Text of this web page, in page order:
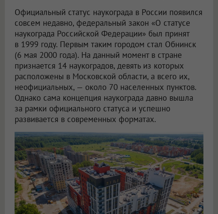
Официальный статус наукограда в России появился
совсем недавно, федеральный закон «О статусе
наукограда Российской Федерации» был принят
в 1999 году. Первым таким городом стал Обнинск
(6 мая 2000 года). На данный момент в стране
признается 14 наукоградов, девять из которых
расположены в Московской области, а всего их,
неофициальных, — около 70 населенных пунктов.
Однако сама концепция наукограда давно вышла
за рамки официального статуса и успешно
развивается в современных форматах.